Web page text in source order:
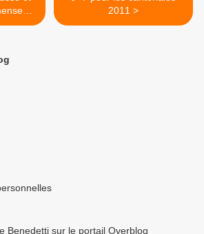
2011 >
Benedetti sur le portail Overblog